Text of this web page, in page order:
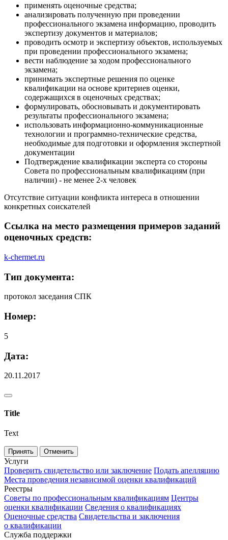
применять оценочные средства;
анализировать полученную при проведении
профессионального экзамена информацию, проводить
экспертизу документов и материалов;
проводить осмотр и экспертизу объектов, используемых
при проведении профессионального экзамена;
вести наблюдение за ходом профессионального
экзамена;
принимать экспертные решения по оценке
квалификации на основе критериев оценки,
содержащихся в оценочных средствах;
формулировать, обосновывать и документировать
результаты профессионального экзамена;
использовать информационно-коммуникационные
технологии и программно-технические средства,
необходимые для подготовки и оформления экспертной
документации
Подтверждение квалификации эксперта со стороны
Совета по профессиональным квалификациям (при
наличии) - не менее 2-х человек
Отсутствие ситуации конфликта интереса в отношении
конкретных соискателей
Ссылка на место размещения примеров заданий
оценочных средств:
k-chermet.ru
Тип документа:
протокол заседания СПК
Номер:
5
Дата:
20.11.2017
Title
Text
Принять Отменить
Услуги
Проверить свидетельство или заключение Подать апелляцию
Места проведения независимой оценки квалификаций
Реестры
Советы по профессиональным квалификациям Центры
оценки квалификации Сведения о квалификациях
Оценочные средства Свидетельства и заключения
о квалификации
Служба поддержки